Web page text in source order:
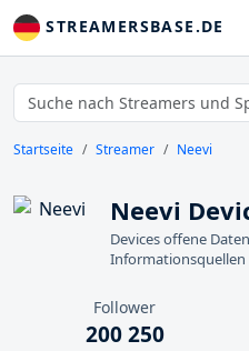
STREAMERSBASE.DE
Startseite Streamer Neevi
Neevi
Devices offene
Informationsquellen
Follower
200 250